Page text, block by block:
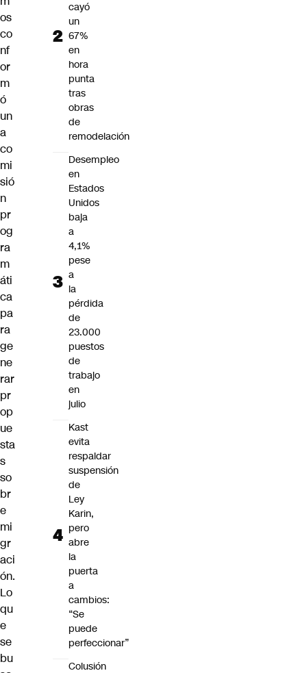
os
co
nf
or
m
ó
un
a
co
mi
sió
n
pr
og
ra
m
áti
ca
pa
ra
ge
ne
rar
pr
op
ue
sta
s
so
br
e
mi
gr
aci
ón.
Lo
qu
e
se
bu
cayó
un
67%
en
hora
punta
tras
obras
de
remodelación
Desempleo
en
Estados
Unidos
baja
a
4,1%
pese
a
la
pérdida
de
23.000
puestos
de
trabajo
en
julio
Kast
evita
respaldar
suspensión
de
Ley
Karin,
pero
abre
la
puerta
a
cambios:
“Se
puede
perfeccionar”
Colusión